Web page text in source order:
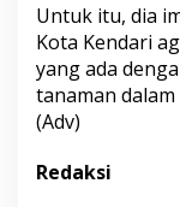
Untuk itu, dia
Kota Kendari
yang ada
tanaman
(Adv)
Redaksi